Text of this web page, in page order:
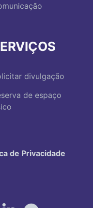
divulgação
de espaço
de Privacidade